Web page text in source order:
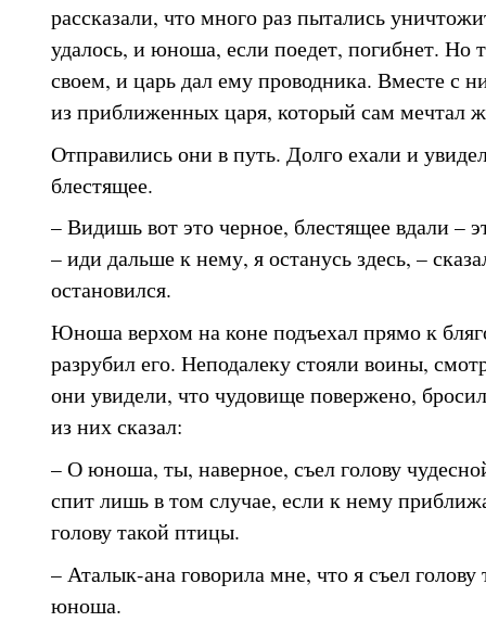
рассказали, что много раз пытались
удалось, и юноша, если поедет, погибнет. Но
своем, и царь дал ему проводника. Вместе с
из приближенных царя, который сам мечтал
Отправились они в путь. Долго ехали и
блестящее.
– Видишь вот это черное, блестящее вдали –
– иди дальше к нему, я останусь здесь, –
остановился.
Юноша верхом на коне подъехал прямо к
разрубил его. Неподалеку стояли воины,
они увидели, что чудовище повержено,
из них сказал:
– О юноша, ты, наверное, съел голову
спит лишь в том случае, если к нему
голову такой птицы.
– Аталык-ана говорила мне, что я съел
юноша.